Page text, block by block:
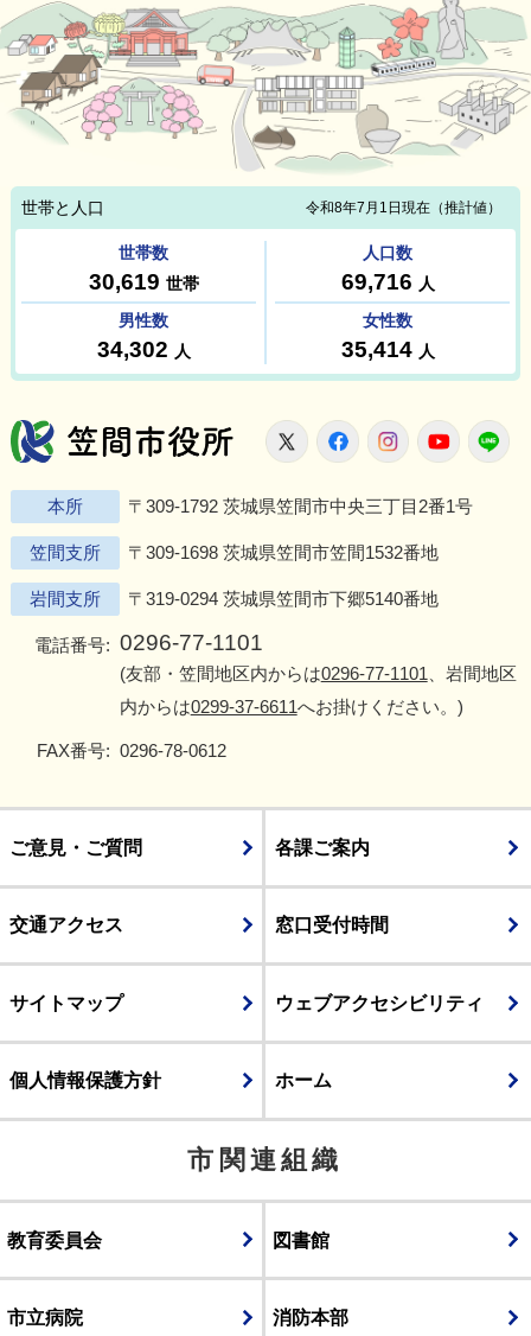
笠間市役所
X FacebookInstagram
本所 〒309-1792 茨城県笠間市中央三丁目2番1号
笠間支所 〒309-1698 茨城県笠間市笠間1532番地
岩間支所 〒319-0294 茨城県笠間市下郷5140番地
電話番号: 0296-77-1101
(友部・笠間地区内からは0296-77-1101 、岩間地区
内からは0299-37-6611へお掛けください。)
FAX番号: 0296-78-0612
ご意見・ご質問 各課ご案内
交通アクセス 窓口受付時間
サイトマップ ウェブアクセシビリティ
個人情報保護方針 ホーム
市関連組織
教育委員会 図書館
市立病院 消防本部